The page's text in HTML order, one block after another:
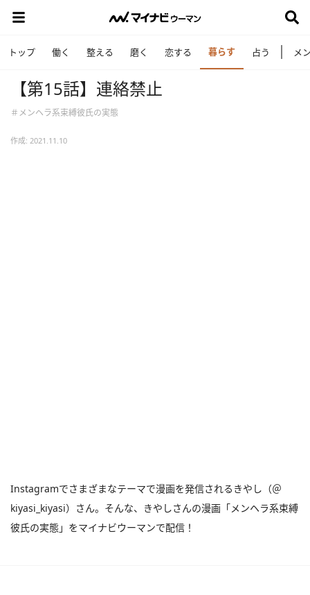
トップ 働く 整える 磨く 恋する 暮らす 占う メ
【第15話】連絡禁止
＃メンヘラ系束縛彼氏の実態
作成: 2021.11.10
Instagramでさまざまなテーマで漫画を発信されるきやし（＠
kiyasi_kiyasi）さん。そんな、きやしさんの漫画「メンヘラ系束縛
彼氏の実態」をマイナビウーマンで配信！